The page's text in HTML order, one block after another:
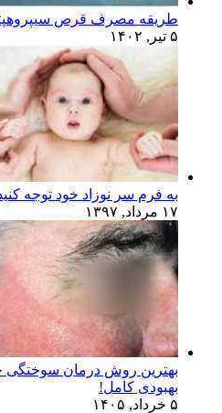
طریقه مصرف قرص
۵ تیر, ۱۴۰۲
به فرم سر نوزاد خود توجه
۱۷ مرداد, ۱۳۹۷
بهترین روش درمان سوختگی
بهبودی کامل!
۵ خرداد, ۱۴۰۵